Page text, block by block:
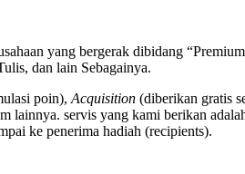
yang bergerak dibidang
dan lain Sebagainya.
poin), Acquisition (diberikan gratis
lainnya. servis yang kami berikan
ke penerima hadiah (recipients).